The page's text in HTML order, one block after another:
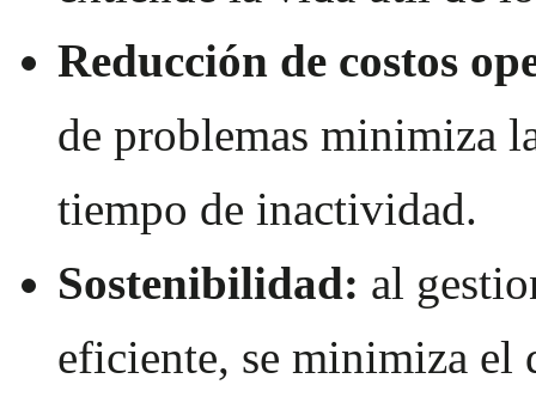
Reducción de costos
de problemas minimiza
tiempo de inactividad.
Sostenibilidad: al
eficiente, se minimiza el